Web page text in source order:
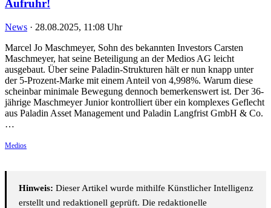
Aufruhr!
News · 28.08.2025, 11:08 Uhr
Marcel Jo Maschmeyer, Sohn des bekannten Investors Carsten
Maschmeyer, hat seine Beteiligung an der Medios AG leicht
ausgebaut. Über seine Paladin-Strukturen hält er nun knapp unter
der 5-Prozent-Marke mit einem Anteil von 4,998%. Warum diese
scheinbar minimale Bewegung dennoch bemerkenswert ist. Der 36-
jährige Maschmeyer Junior kontrolliert über ein komplexes Geflecht
aus Paladin Asset Management und Paladin Langfrist GmbH & Co.
…
Medios
Hinweis: Dieser Artikel wurde mithilfe Künstlicher Intelligenz
erstellt und redaktionell geprüft. Die redaktionelle